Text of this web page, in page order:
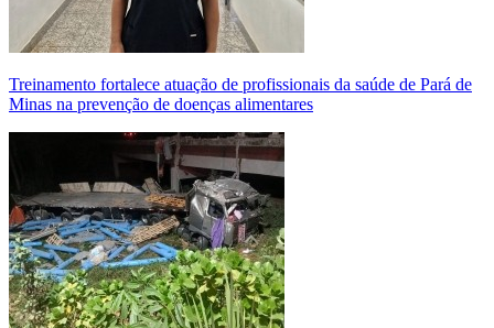
Treinamento fortalece atuação de profissionais da saúde de Pará de
Minas na prevenção de doenças alimentares